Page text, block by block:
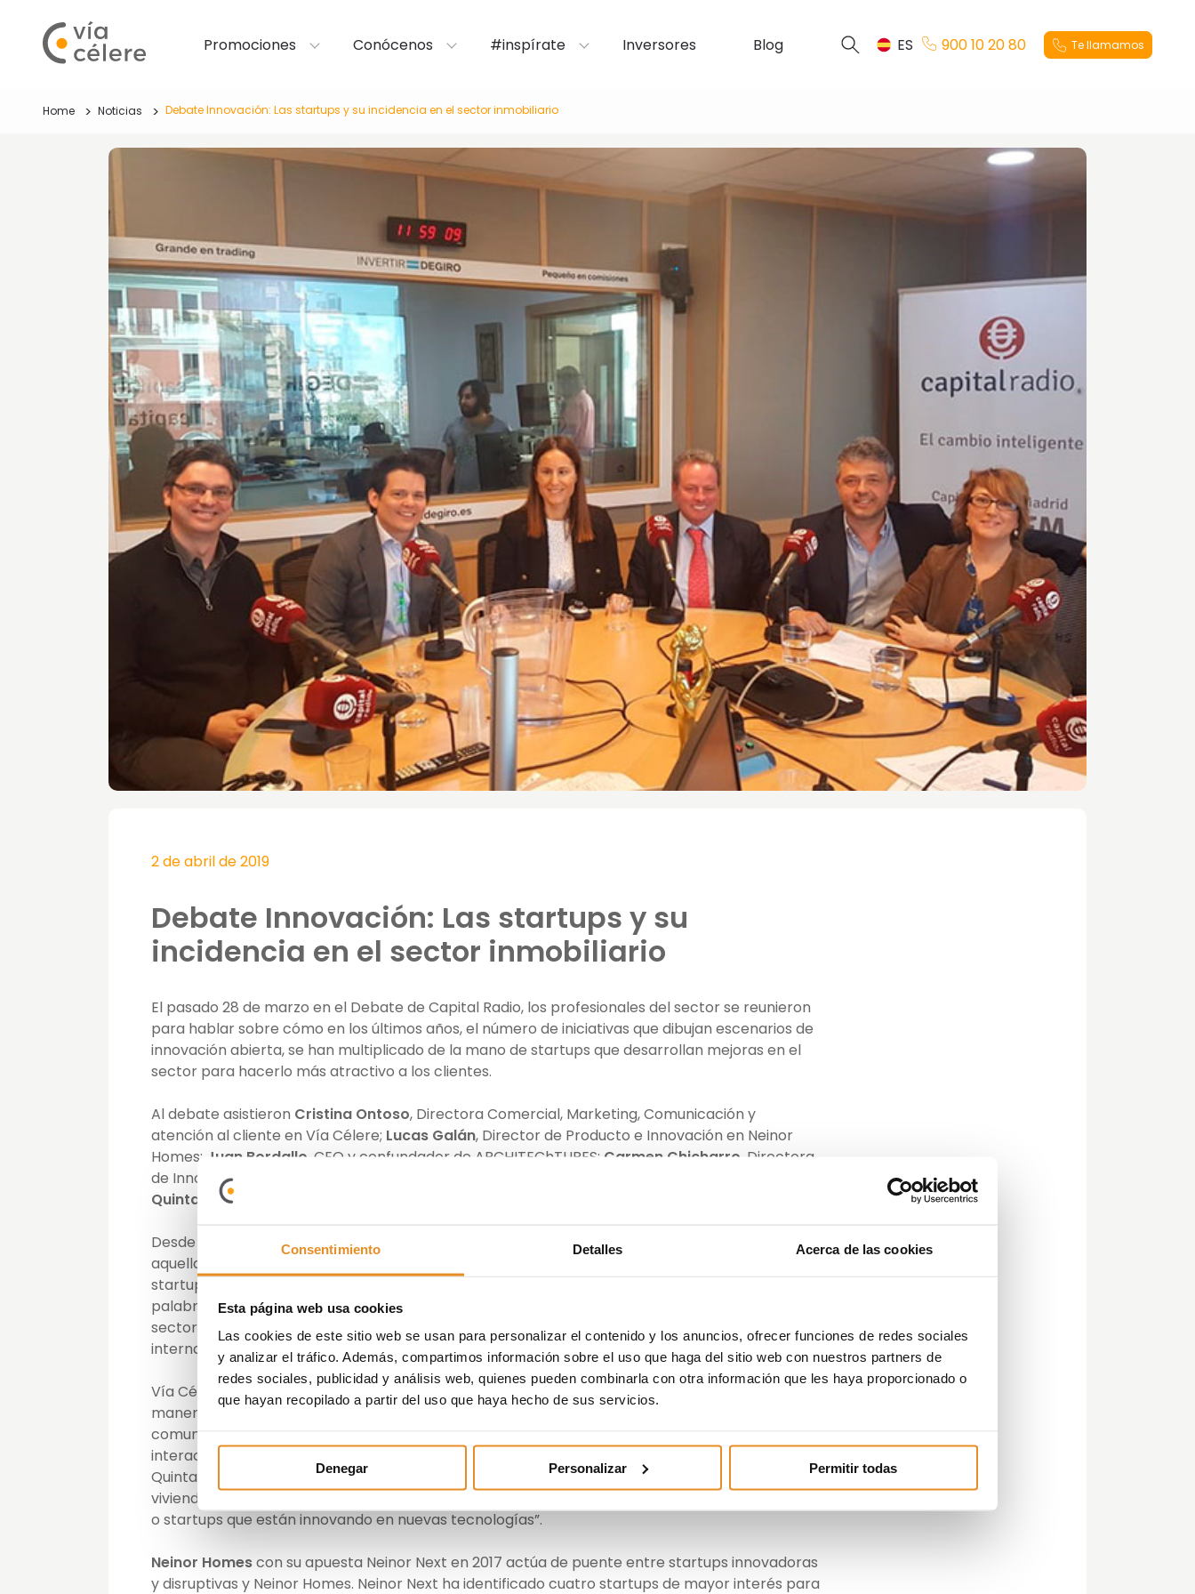
Consentimiento Detalles Acerca de las cookies
Esta página web usa cookies
Las cookies de este sitio web se usan para personalizar el contenido y los anuncios, ofrecer funciones de redes sociales
y analizar el tráfico. Además, compartimos información sobre el uso que haga del sitio web con nuestros partners de
redes sociales, publicidad y análisis web, quienes pueden combinarla con otra información que les haya proporcionado o
que hayan recopilado a partir del uso que haya hecho de sus servicios.
Denegar Personalizar Permitir todas
Promociones Conócenos #inspírate Inversores Blog ES 900 10 20 80 Te llamamos
Home Noticias Debate Innovación: Las startups y su incidencia en el sector inmobiliario
2 de abril de 2019
Debate Innovación: Las startups y su
incidencia en el sector inmobiliario
El pasado 28 de marzo en el Debate de Capital Radio, los profesionales del sector se reunieron
para hablar sobre cómo en los últimos años, el número de iniciativas que dibujan escenarios de
innovación abierta, se han multiplicado de la mano de startups que desarrollan mejoras en el
sector para hacerlo más atractivo a los clientes.
Al debate asistieron Cristina Ontoso, Directora Comercial, Marketing, Comunicación y
atención al cliente en Vía Célere; Lucas Galán, Director de Producto e Innovación en Neinor
Homes; Juan Bordallo , CEO y confundador de ARCHITEChTURES; Carmen Chicharro , Directora
de Innovación y Marketing de Metrovacesa;
Quintana , Director Comercial de Bizionar.
Desde
se apuesta por la innovación desde sus orígenes y se trabaja con todas
aquellas compañías que puedan aportar nuevas ventajas a sus clientes y, en este sentido, las
startups no son una excepción, al debate asiste con una de las que colabora: Bizionar. En
palabras de Cristina Ontoso “Las startups son un apoyo incondicional para conseguir que el
sector inmobiliario sea más tecnológico pero esto no quita para que las empresas deban seguir
internamente desarrollando productos y herramientas con ese afán innovador”.
Vía Célere a través de Bizionar
ofrece al cliente una forma de visualizar su futuro hogar de una
manera diferente. El cliente puede disfrutar contemplando el exterior del edificio, sus zonas
comunes y alrededores desde cualquier ángulo y visitar el interior de las viviendas de forma
interactiva para ver con todo detalle las calidades que la componen. Para Jose Javier
Quintana, “el objetivo del sector inmobiliario está en la producción y comercialización de
viviendas su objetivo no es la tecnología y ésta requiere de grandes empresas multinacionales
o startups que están innovando en nuevas tecnologías”.
Neinor Homescon su apuesta Neinor Next en 2017 actúa de puente entre startups innovadoras
y disruptivas y Neinor Homes. Neinor Next ha identificado cuatro startups de mayor interés para